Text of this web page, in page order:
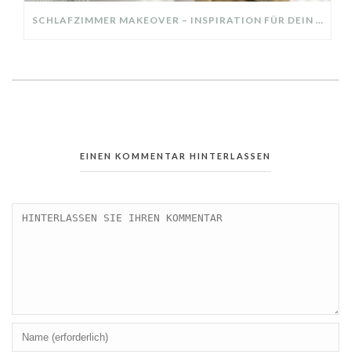
SCHLAFZIMMER MAKEOVER – INSPIRATION FÜR DEIN SCHLAFZIMMER: AUS ALT MACH NEU – HELL, GEMÜTLICH UND EINLADEND
EINEN KOMMENTAR HINTERLASSEN